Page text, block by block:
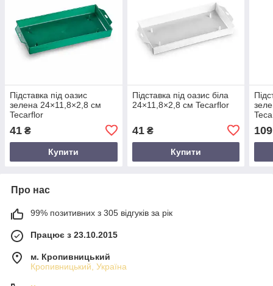
Підставка під оазис
зелена 24×11,8×2,8 см
Tecarflor
41 ₴
Купити
Підставка під оазис біла
24×11,8×2,8 см Tecarflor
41₴
Купити
109
Про нас
99% позитивних з 305 відгуків за рік
Працює з 23.10.2015
м. Кропивницький
Кропивницький, Україна